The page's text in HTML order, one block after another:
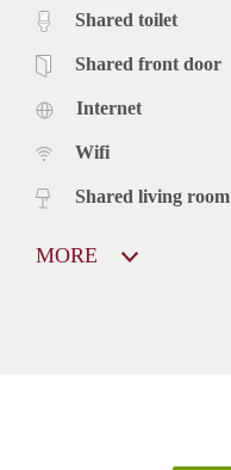
Shared toilet
Shared front door
Internet
Wifi
Shared living room
MORE